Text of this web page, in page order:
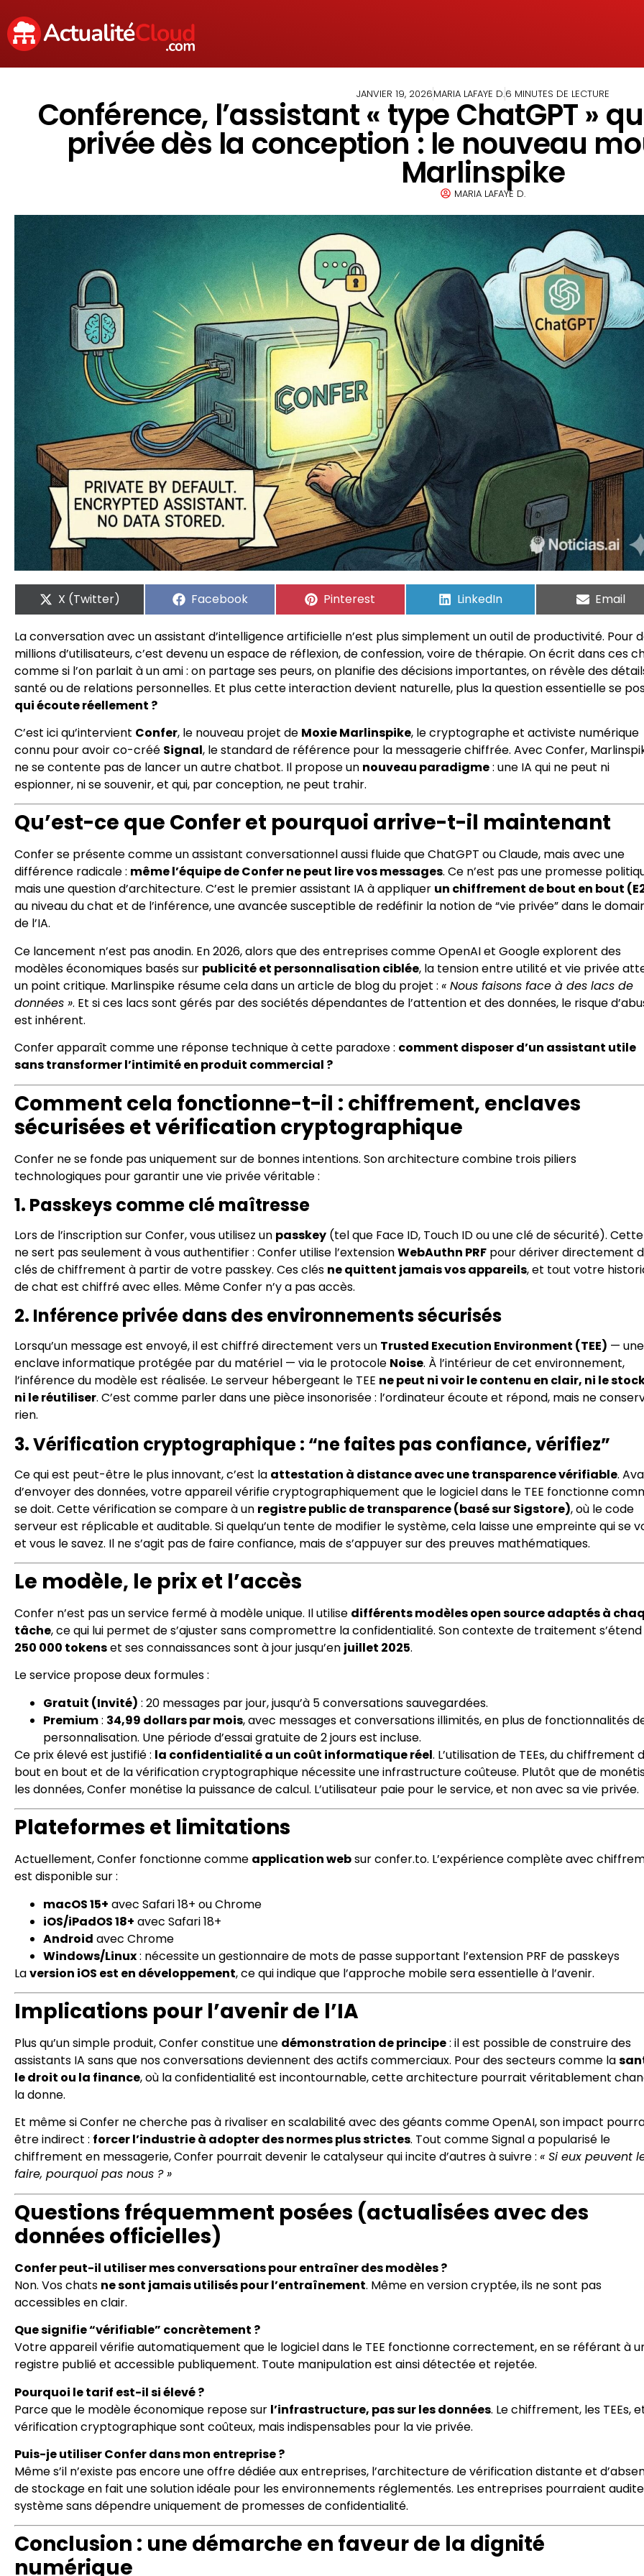
JANVIER 19, 2026MARIA LAFAYE D.6 MINUTES DE LECTURE
Conférence, l’assistant « type ChatGPT »
privée dès la conception : le nouveau
Marlinspike
MARIA LAFAYE D.
X (Twitter) Facebook Pinterest LinkedIn Email
La conversation avec un assistant d’intelligence artificielle n’est plus simplement un outil de productivité. Pour
millions d’utilisateurs, c’est devenu un espace de réflexion, de confession, voire de thérapie. On écrit dans ces
comme si l’on parlait à un ami : on partage ses peurs, on planifie des décisions importantes, on révèle des
santé ou de relations personnelles. Et plus cette interaction devient naturelle, plus la question essentielle se
qui écoute réellement ?
C’est ici qu’intervient Confer, le nouveau projet de Moxie Marlinspike, le cryptographe et activiste numérique
connu pour avoir co-créé Signal, le standard de référence pour la messagerie chiffrée. Avec Confer,
ne se contente pas de lancer un autre chatbot. Il propose un nouveau paradigme: une IA qui ne peut ni
espionner, ni se souvenir, et qui, par conception, ne peut trahir.
Qu’est-ce que Confer et pourquoi arrive-t-il maintenant
Confer se présente comme un assistant conversationnel aussi fluide que ChatGPT ou Claude, mais avec une
différence radicale : même l’équipe de Confer ne peut lire vos messages. Ce n’est pas une promesse
mais une question d’architecture. C’est le premier assistant IA à appliquer un chiffrement de bout en bout
au niveau du chat et de l’inférence, une avancée susceptible de redéfinir la notion de “vie privée” dans le
de l’IA.
Ce lancement n’est pas anodin. En 2026, alors que des entreprises comme OpenAI et Google explorent des
modèles économiques basés sur publicité et personnalisation ciblée, la tension entre utilité et vie privée
un point critique. Marlinspike résume cela dans un article de blog du projet : « Nous faisons face à des lacs de
données ». Et si ces lacs sont gérés par des sociétés dépendantes de l’attention et des données, le risque
est inhérent.
Confer apparaît comme une réponse technique à cette paradoxe : comment disposer d’un assistant utile
sans transformer l’intimité en produit commercial ?
Comment cela fonctionne-t-il : chiffrement, enclaves
sécurisées et vérification cryptographique
Confer ne se fonde pas uniquement sur de bonnes intentions. Son architecture combine trois piliers
technologiques pour garantir une vie privée véritable :
1. Passkeys comme clé maîtresse
Lors de l’inscription sur Confer, vous utilisez un passkey (tel que Face ID, Touch ID ou une clé de sécurité).
ne sert pas seulement à vous authentifier : Confer utilise l’extensionWebAuthn PRF pour dériver directement
clés de chiffrement à partir de votre passkey. Ces clés ne quittent jamais vos appareils, et tout votre
de chat est chiffré avec elles. Même Confer n’y a pas accès.
2. Inférence privée dans des environnements sécurisés
Lorsqu’un message est envoyé, il est chiffré directement vers un Trusted Execution Environment (TEE) — une
enclave informatique protégée par du matériel — via le protocole Noise. À l’intérieur de cet environnement,
l’inférence du modèle est réalisée. Le serveur hébergeant le TEE ne peut ni voir le contenu en clair, ni le
ni le réutiliser. C’est comme parler dans une pièce insonorisée : l’ordinateur écoute et répond, mais ne
rien.
3. Vérification cryptographique : “ne faites pas confiance, vérifiez”
Ce qui est peut-être le plus innovant, c’est la attestation à distance avec une transparence vérifiable.
d’envoyer des données, votre appareil vérifie cryptographiquement que le logiciel dans le TEE fonctionne
se doit. Cette vérification se compare à un registre public de transparence (basé sur Sigstore), où le code
serveur est réplicable et auditable. Si quelqu’un tente de modifier le système, cela laisse une empreinte qui se
et vous le savez. Il ne s’agit pas de faire confiance, mais de s’appuyer sur des preuves mathématiques.
Le modèle, le prix et l’accès
Confer n’est pas un service fermé à modèle unique. Il utilise différents modèles open source adaptés à
tâche, ce qui lui permet de s’ajuster sans compromettre la confidentialité. Son contexte de traitement s’étend
250 000 tokenset ses connaissances sont à jour jusqu’en juillet 2025.
Le service propose deux formules :
Gratuit (Invité) : 20 messages par jour, jusqu’à 5 conversations sauvegardées.
Premium: 34,99 dollars par mois, avec messages et conversations illimités, en plus de fonctionnalités
personnalisation. Une période d’essai gratuite de 2 jours est incluse.
Ce prix élevé est justifié : la confidentialité a un coût informatique réel. L’utilisation de TEEs, du chiffrement
bout en bout et de la vérification cryptographique nécessite une infrastructure coûteuse. Plutôt que de
les données, Confer monétise la puissance de calcul. L’utilisateur paie pour le service, et non avec sa vie privée.
Plateformes et limitations
Actuellement, Confer fonctionne comme application websur confer.to. L’expérience complète avec
est disponible sur :
macOS 15+ avec Safari 18+ ou Chrome
iOS/iPadOS 18+ avec Safari 18+
Android avec Chrome
Windows/Linux: nécessite un gestionnaire de mots de passe supportant l’extension PRF de passkeys
Laversion iOS est en développement, ce qui indique que l’approche mobile sera essentielle à l’avenir.
Implications pour l’avenir de l’IA
Plus qu’un simple produit, Confer constitue une démonstration de principe: il est possible de construire des
assistants IA sans que nos conversations deviennent des actifs commerciaux. Pour des secteurs comme la
le droit ou la finance, où la confidentialité est incontournable, cette architecture pourrait véritablement
la donne.
Et même si Confer ne cherche pas à rivaliser en scalabilité avec des géants comme OpenAI, son impact
être indirect : forcer l’industrie à adopter des normes plus strictes. Tout comme Signal a popularisé le
chiffrement en messagerie, Confer pourrait devenir le catalyseur qui incite d’autres à suivre : « Si eux peuvent
faire, pourquoi pas nous ? »
Questions fréquemment posées (actualisées avec des
données officielles)
Confer peut-il utiliser mes conversations pour entraîner des modèles ?
Non. Vos chats ne sont jamais utilisés pour l’entraînement. Même en version cryptée, ils ne sont pas
accessibles en clair.
Que signifie “vérifiable” concrètement ?
Votre appareil vérifie automatiquement que le logiciel dans le TEE fonctionne correctement, en se référant à
registre publié et accessible publiquement. Toute manipulation est ainsi détectée et rejetée.
Pourquoi le tarif est-il si élevé ?
Parce que le modèle économique repose sur l’infrastructure, pas sur les données. Le chiffrement, les TEEs,
vérification cryptographique sont coûteux, mais indispensables pour la vie privée.
Puis-je utiliser Confer dans mon entreprise ?
Même s’il n’existe pas encore une offre dédiée aux entreprises, l’architecture de vérification distante et
de stockage en fait une solution idéale pour les environnements réglementés. Les entreprises pourraient
système sans dépendre uniquement de promesses de confidentialité.
Conclusion : une démarche en faveur de la dignité
numérique